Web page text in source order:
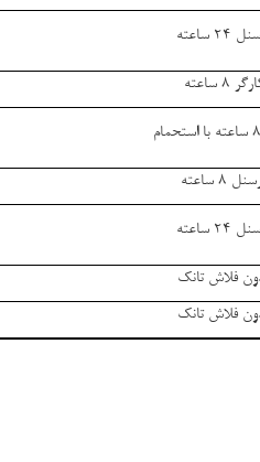
ساعته
ساعته
8 ساعته
ساعته
فلاش تانک
فلاش تانک